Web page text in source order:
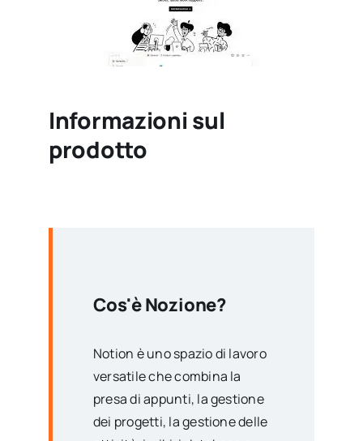
Informazioni sul
prodotto
Cos'è Nozione?
Notion è uno spazio di lavoro
versatile che combina la
presa di appunti, la gestione
dei progetti, la gestione delle